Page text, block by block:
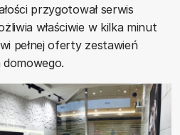
przygotował serwis
właściwie w kilka minut
pełnej oferty zestawień